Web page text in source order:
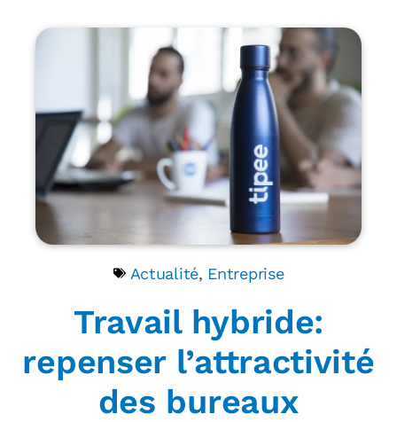
Actualité, Entreprise
Travail hybride:
repenser l’attractivité
des bureaux